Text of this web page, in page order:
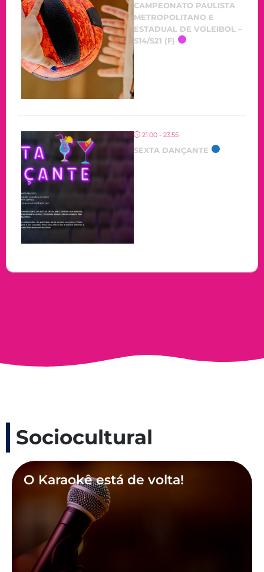
CAMPEONATO PAULISTA
METROPOLITANO E
ESTADUAL DE VOLEIBOL –
S14/S21 (F)
21:00 - 23:55
SEXTA DANÇANTE
Sociocultural
O Karaokê está de volta!